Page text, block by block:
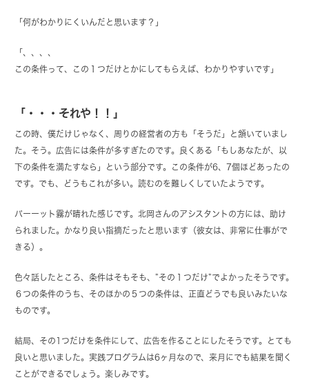
「何がわかりにくいんだと思います？」
「、、、、
この条件って、この１つだけとかにしてもらえば、わかりやすいです」
「・・・それや！！」
この時、僕だけじゃなく、周りの経営者の方も「そうだ」と頷いていまし
た。そう。広告には条件が多すぎたのです。良くある「もしあなたが、以
下の条件を満たすなら」という部分です。この条件が6、7個ほどあったの
です。でも、どうもこれが多い。読むのを難しくしていたようです。
パーーット霧が晴れた感じです。北岡さんのアシスタントの方には、助け
られました。かなり良い指摘だったと思います（彼女は、非常に仕事がで
きる）。
色々話したところ、条件はそもそも、”その１つだけ”でよかったそうです。
６つの条件のうち、そのほかの５つの条件は、正直どうでも良いみたいな
ものです。
結局、その1つだけを条件にして、広告を作ることにしたそうです。とても
良いと思いました。実践プログラムは6ヶ月なので、来月にでも結果を聞く
ことができるでしょう。楽しみです。